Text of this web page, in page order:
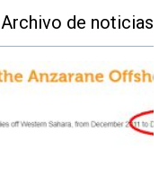
Archivo de noticias